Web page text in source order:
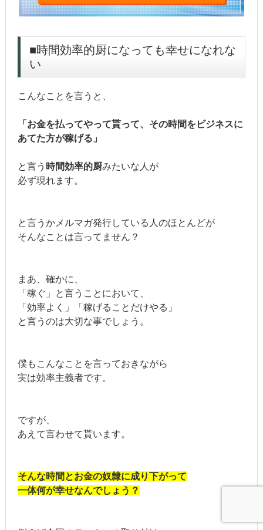
■時間効率的厨になっても幸せになれな
い
こんなことを言うと、
「お金を払ってやって貰って、その時間をビジネスに
あてた方が稼げる」
と言う 時間効率的厨みたいな人が
必ず現れます。
と言うかメルマガ発行している人のほとんどが
そんなことは言ってません？
まあ、確かに、
「稼ぐ」と言うことにおいて、
「効率よく」「稼げることだけやる」
と言うのは大切な事でしょう。
僕もこんなことを言っておきながら
実は効率主義者です。
ですが、
あえて言わせて貰います。
そんな時間とお金の奴隷に成り下がって
一体何が幸せなんでしょう？